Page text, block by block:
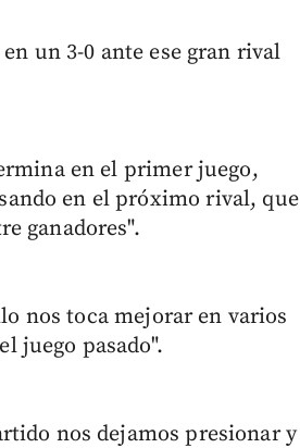
un 3-0 ante ese gran rival
en el primer juego,
en el próximo rival, que
ganadores".
nos toca mejorar en varios
juego pasado".
nos dejamos presionar y